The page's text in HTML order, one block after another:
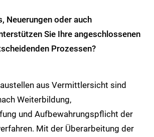
Neuerungen oder auch
Sie Ihre angeschlossenen
Prozessen?
aus Vermittlersicht sind
Weiterbildung,
und Aufbewahrungspflicht der
Mit der Überarbeitung der